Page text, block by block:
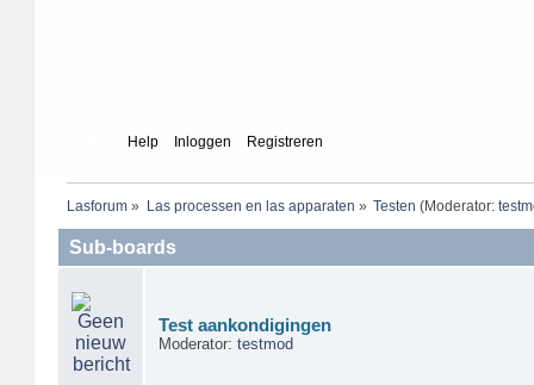
Help Inloggen Registreren
Lasforum» Las processen en las apparaten » Testen (Moderator:
Sub-boards
Test aankondigingen
Moderator:testmod